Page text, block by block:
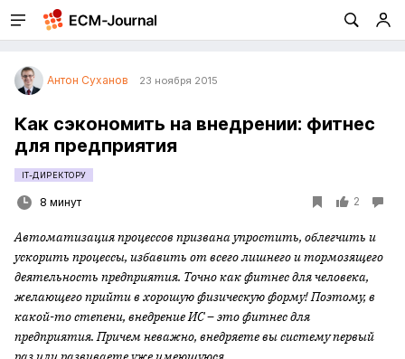
Антон Суханов 23 ноября 2015
Как сэкономить на внедрении: фитнес
для предприятия
IT-ДИРЕКТОРУ
8 минут 2
Автоматизация процессов призвана упростить, облегчить и
ускорить процессы, избавить от всего лишнего и тормозящего
деятельность предприятия. Точно как фитнес для человека,
желающего прийти в хорошую физическую форму! Поэтому, в
какой-то степени, внедрение ИС – это фитнес для
предприятия. Причем неважно, внедряете вы систему первый